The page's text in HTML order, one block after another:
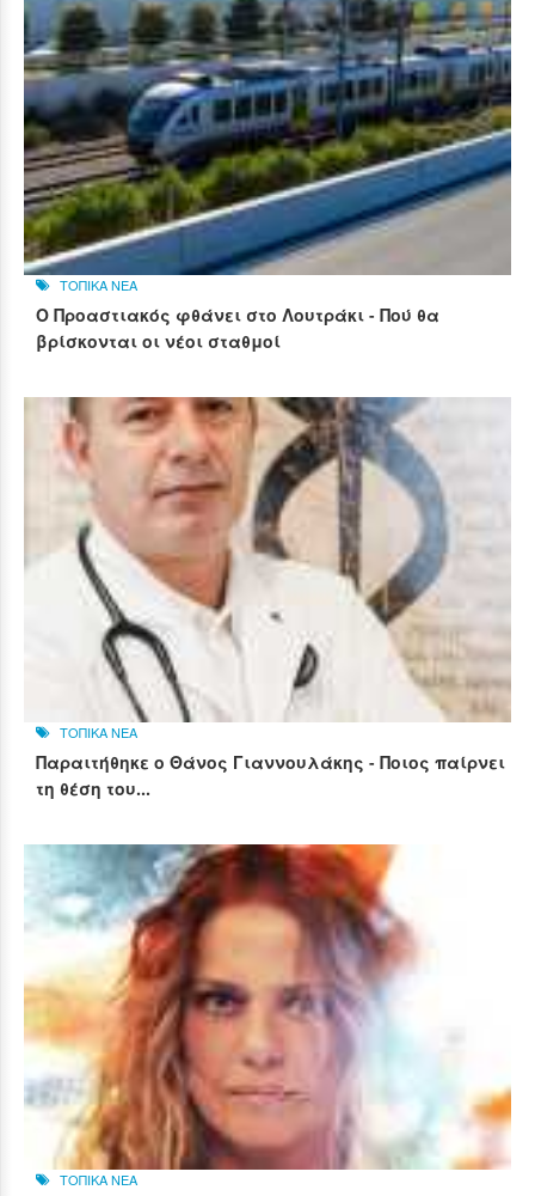
ΤΟΠΙΚΑ ΝΕΑ
Ο Προαστιακός φθάνει στο Λουτράκι - Πού θα
βρίσκονται οι νέοι σταθμοί
ΤΟΠΙΚΑ ΝΕΑ
Παραιτήθηκε ο Θάνος Γιαννουλάκης - Ποιος παίρνει
τη θέση του...
ΤΟΠΙΚΑ ΝΕΑ